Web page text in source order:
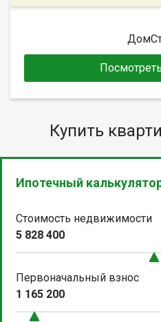
Купить
Ипотечный
Стоимость недвижимости
5 828 400
Первоначальный взнос
1 165 200